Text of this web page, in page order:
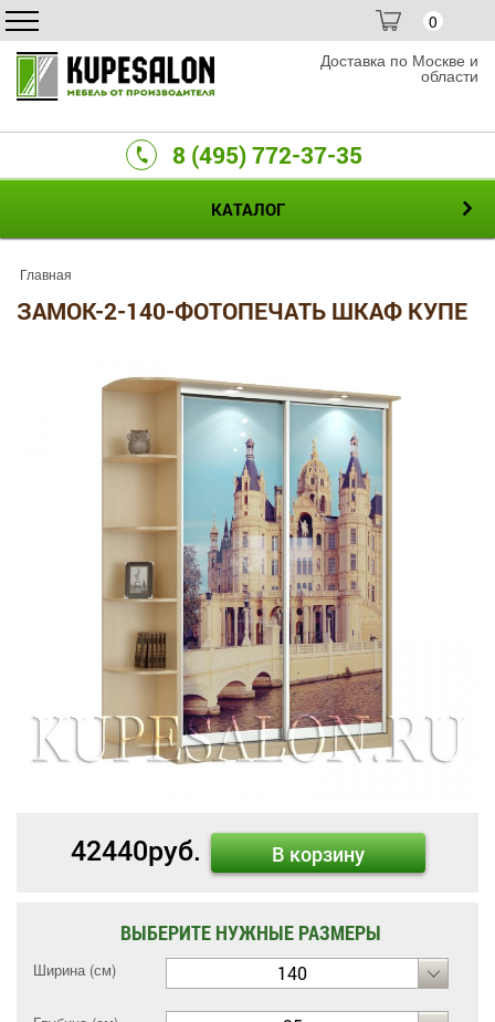
0
Доставка по Москве и
области
8 (495) 772-37-35
КАТАЛОГ
Главная
ЗАМОК-2-140-ФОТОПЕЧАТЬ ШКАФ КУПЕ
42440руб. В корзину
ВЫБЕРИТЕ НУЖНЫЕ РАЗМЕРЫ
Ширина (см) 140